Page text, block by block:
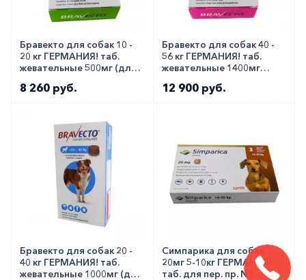
Бравекто для собак 10 -
20 кг ГЕРМАНИЯ! таб.
жевательные 500мг (для
8 260 руб.
Бравекто для собак 40 -
56 кг ГЕРМАНИЯ! таб.
жевательные 1400мг
№1
12 900 руб.
Бравекто для собак 20 -
40 кг ГЕРМАНИЯ! таб.
жевательные 1000мг (для
Симпарика для собак
20мг 5-10кг ГЕРМАНИЯ!
таб. для пер. пр. N3